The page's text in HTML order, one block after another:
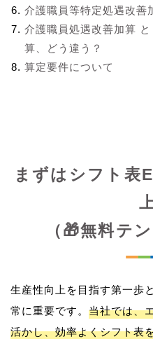
介護職員等特定処遇改善
介護職員処遇改善加算
算、どう違う？
算定要件について
まずはシフト表
（🎁無料テ
生産性向上を目指す第一歩
常に重要です。 当社では、
活かし、効率よくシフト表